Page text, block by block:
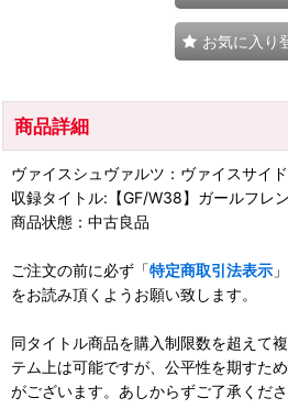
お気に入り
商品詳細
ヴァイスシュヴァルツ：ヴァイスサイド
収録タイトル:【GF/W38】ガールフレ
商品状態：中古良品
ご注文の前に必ず「特定商取引法表示
をお読み頂くようお願い致します。
同タイトル商品を購入制限数を超えて
テム上は可能ですが、公平性を期すた
がございます。あしからずご了承くださ